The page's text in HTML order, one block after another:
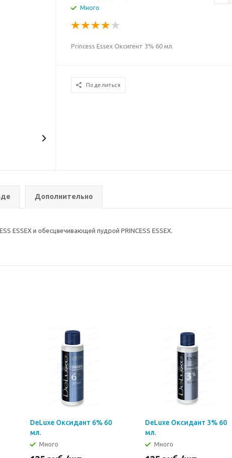
Много
Princess Essex Оксигент 3% 60 мл.
Поделиться
Дополнительно
ESSEX и обесцвечивающей пудрой PRINCESS ESSEX.
DeLuxe Оксидант 6% 60
мл.
Много
DeLuxe Оксидант 3% 60
мл.
Много